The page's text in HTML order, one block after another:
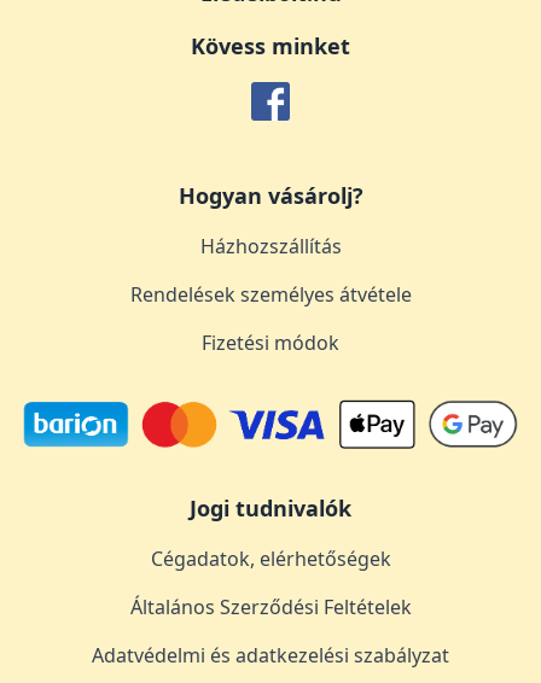
Kövess minket
Hogyan vásárolj?
Házhozszállítás
Rendelések személyes átvétele
Fizetési módok
Jogi tudnivalók
Cégadatok, elérhetőségek
Általános Szerződési Feltételek
Adatvédelmi és adatkezelési szabályzat